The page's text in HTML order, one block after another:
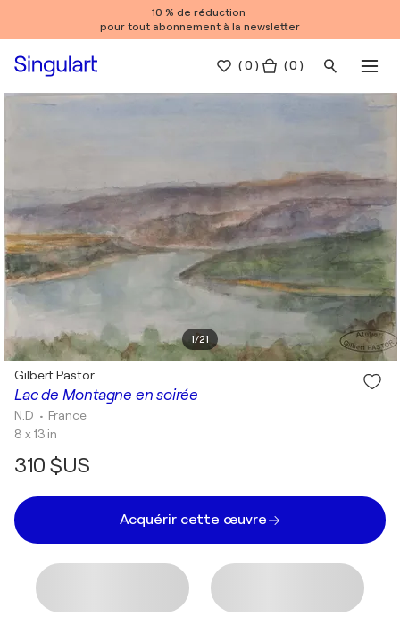
10 % de réduction
pour tout abonnement à la newsletter
(0 ) ( 0 )
1/21
Lac de Montagne en soirée
Gilbert Pastor
N.D • France
8 x 13 in
310 $US
Acquérir cette œuvre